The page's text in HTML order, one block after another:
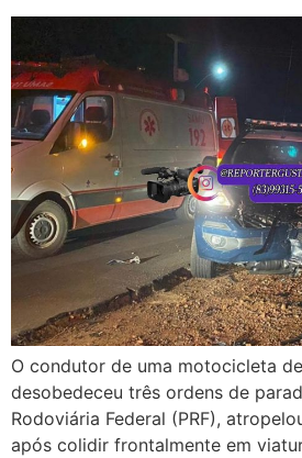
O condutor de uma motocicleta
desobedeceu três ordens de
Rodoviária Federal (PRF),
após colidir frontalmente em